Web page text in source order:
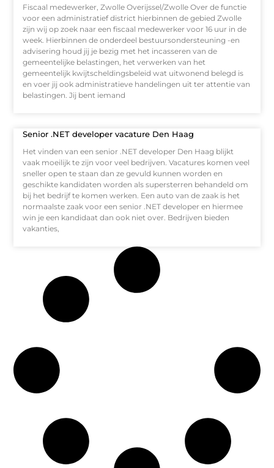
Fiscaal medewerker, Zwolle Overijssel/Zwolle Over de functie
voor een administratief district hierbinnen de gebied Zwolle
zijn wij op zoek naar een fiscaal medewerker voor 16 uur in de
week. Hierbinnen de onderdeel bestuursondersteuning -en
advisering houd jij je bezig met het incasseren van de
gemeentelijke belastingen, het verwerken van het
gemeentelijk kwijtscheldingsbeleid wat uitwonend belegd is
en voer jij ook administratieve handelingen uit ter attentie van
belastingen. Jij bent iemand
Senior .NET developer vacature Den Haag
Het vinden van een senior .NET developer Den Haag blijkt
vaak moeilijk te zijn voor veel bedrijven. Vacatures komen veel
sneller open te staan dan ze gevuld kunnen worden en
geschikte kandidaten worden als supersterren behandeld om
bij het bedrijf te komen werken. Een auto van de zaak is het
normaalste zaak voor een senior .NET developer en hiermee
win je een kandidaat dan ook niet over. Bedrijven bieden
vakanties,